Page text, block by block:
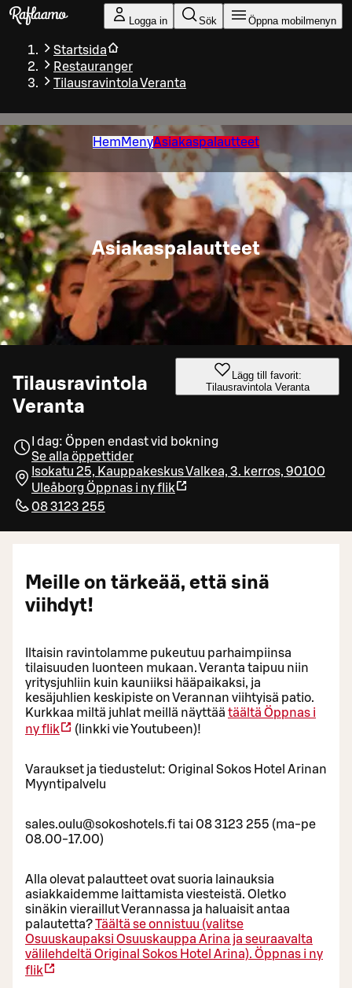
Gå till huvudinnehållet
Logga in Sök Öppna mobilmenyn
Startsida
Restauranger
Tilausravintola Veranta
Hem MenyAsiakaspalautteet
Asiakaspalautteet
Tilausravintola
Veranta
Lägg till favorit:
Tilausravintola Veranta
I dag: Öppen endast vid bokning
Se alla öppettider
Isokatu 25, Kauppakeskus Valkea, 3. kerros, 90100
UleåborgÖppnas i ny flik
08 3123 255
Meille on tärkeää, että sinä
viihdyt!
Iltaisin ravintolamme pukeutuu parhaimpiinsa
tilaisuuden luonteen mukaan. Veranta taipuu niin
yritysjuhliin kuin kauniiksi hääpaikaksi, ja
kesäjuhlien keskipiste on Verannan viihtyisä patio.
Kurkkaa miltä juhlat meillä näyttää täältä Öppnas i
ny flik
(linkki vie Youtubeen)!
Varaukset ja tiedustelut: Original Sokos Hotel Arinan
Myyntipalvelu
sales.oulu@sokoshotels.fi tai 08 3123 255 (ma-pe
08.00-17.00)
Alla olevat palautteet ovat suoria lainauksia
asiakkaidemme laittamista viesteistä. Oletko
sinäkin vieraillut Verannassa ja haluaisit antaa
palautetta?Täältä se onnistuu (valitse
Osuuskaupaksi Osuuskauppa Arina ja seuraavalta
välilehdeltä Original Sokos Hotel Arina). Öppnas i ny
flik